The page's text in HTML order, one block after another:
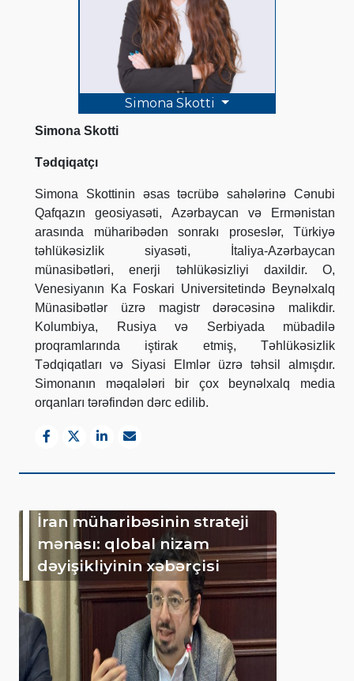
Simona Skotti
Simona Skotti
Tədqiqatçı
Simona Skottinin əsas təcrübə sahələrinə Cənubi
Qafqazın geosiyasəti, Azərbaycan və Ermənistan
arasında müharibədən sonrakı proseslər, Türkiyə
təhlükəsizlik siyasəti, İtaliya-Azərbaycan
münasibətləri, enerji təhlükəsizliyi daxildir. O,
Venesiyanın Ka Foskari Universitetində Beynəlxalq
Münasibətlər üzrə magistr dərəcəsinə malikdir.
Kolumbiya, Rusiya və Serbiyada mübadilə
proqramlarında iştirak etmiş, Təhlükəsizlik
Tədqiqatları və Siyasi Elmlər üzrə təhsil almışdır.
Simonanın məqalələri bir çox beynəlxalq media
orqanları tərəfindən dərc edilib.
İran müharibəsinin strateji
mənası: qlobal nizam
dəyişikliyinin xəbərçisi